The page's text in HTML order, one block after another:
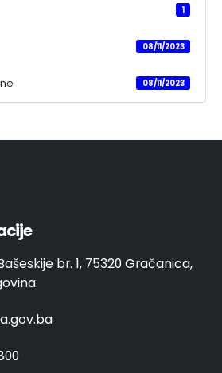
1
08/11/2023
08/11/2023
br. 1, 75320 Gračanica,